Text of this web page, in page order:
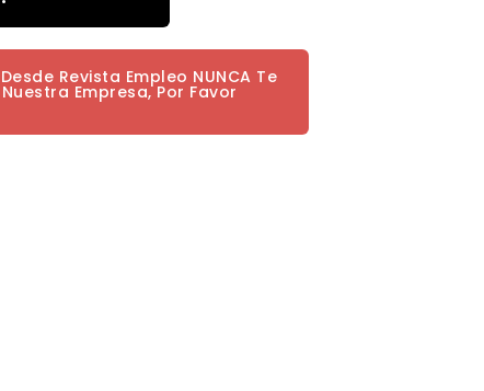
Revista Empleo NUNCA Te
Empresa, Por Favor